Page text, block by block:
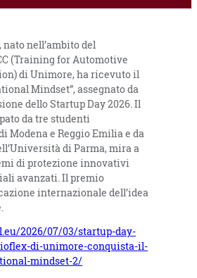
nell’ambito del
(Training for Automotive
di Unimore, ha ricevuto il
Mindset”, assegnato da
dello Startup Day 2026. Il
da tre studenti
Modena e Reggio Emilia e da
di Parma, mira a
di protezione innovativi
avanzati. Il premio
internazionale dell’idea
2026/07/03/startup-day-
di-unimore-conquista-il-
mindset-2/